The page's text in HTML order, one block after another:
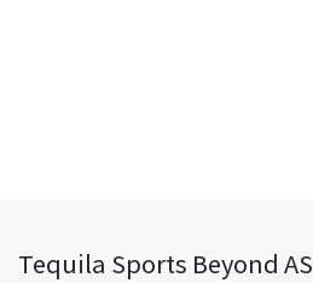
Tequila Sports Beyond AS